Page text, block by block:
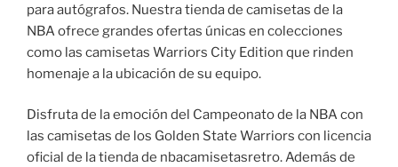
para autógrafos. Nuestra tienda de camisetas de la
NBA ofrece grandes ofertas únicas en colecciones
como las camisetas Warriors City Edition que rinden
homenaje a la ubicación de su equipo.
Disfruta de la emoción del Campeonato de la NBA con
las camisetas de los Golden State Warriors con licencia
oficial de la tienda de nbacamisetasretro. Además de